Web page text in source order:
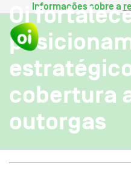
Informações sobre a
Oi
cobertura
outorgas